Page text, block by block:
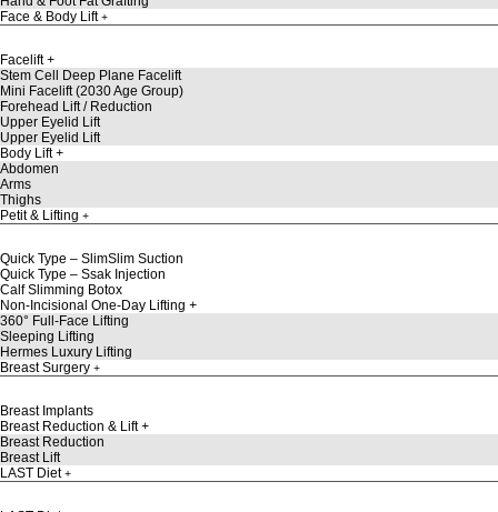
Face & Body Lift
Facelift
Stem Cell Deep Plane Facelift
Mini Facelift (2030 Age Group)
Forehead Lift / Reduction
Upper Eyelid Lift
Upper Eyelid Lift
Body Lift
Abdomen
Arms
Thighs
Petit & Lifting
Quick Type – SlimSlim Suction
Quick Type – Ssak Injection
Calf Slimming Botox
Non-Incisional One-Day Lifting
360° Full-Face Lifting
Sleeping Lifting
Hermes Luxury Lifting
Breast Surgery
Breast Implants
Breast Reduction & Lift
Breast Reduction
Breast Lift
LAST Diet